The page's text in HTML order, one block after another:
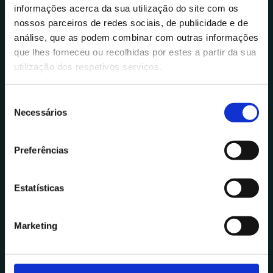
informações acerca da sua utilização do site com os
nossos parceiros de redes sociais, de publicidade e de
análise, que as podem combinar com outras informações
que lhes forneceu ou recolhidas por estes a partir da sua
utilização dos respetivos serviços.
Necessários
Preferências
Estatísticas
Marketing
desenvolvimento de uma solução própria,
acompanhada por uma sessão individual
de follow-up para revisão, melhoria e
evolução do projeto criado.